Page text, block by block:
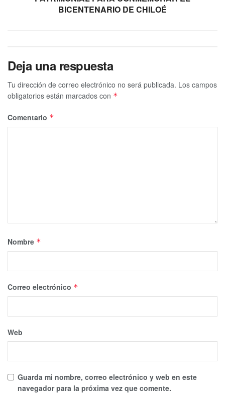
BICENTENARIO DE CHILOÉ
Deja una respuesta
Tu dirección de correo electrónico no será publicada. Los campos
obligatorios están marcados con *
Comentario *
Nombre *
Correo electrónico *
Web
Guarda mi nombre, correo electrónico y web en este
navegador para la próxima vez que comente.